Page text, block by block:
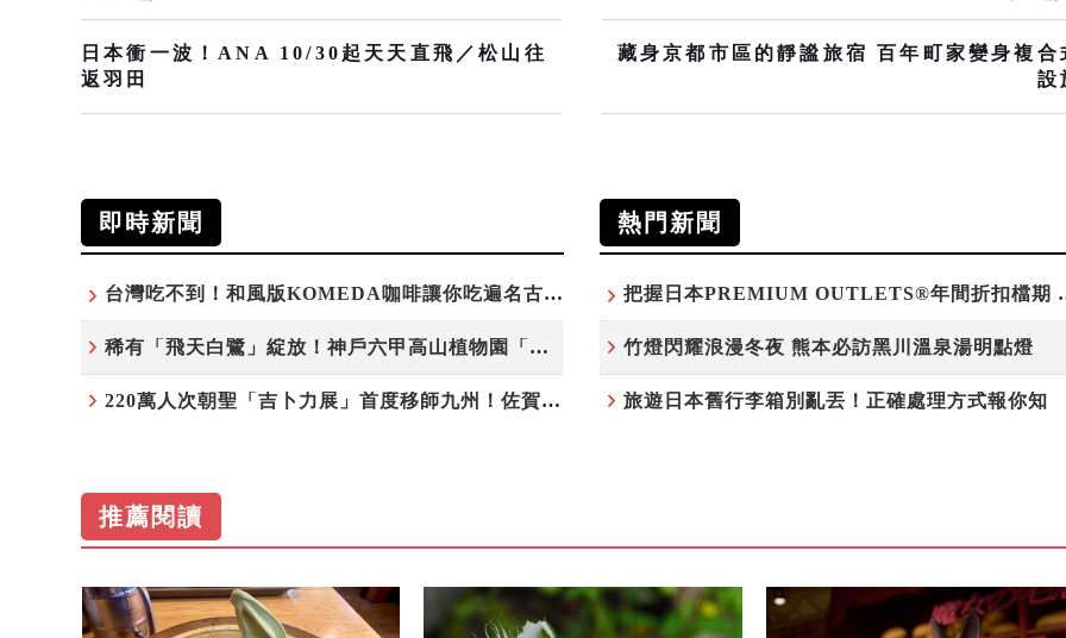
日本衝一波！ANA 10/30起天天直飛／松山往
返羽田
藏身京都市區的靜謐旅宿 百年町家變身複合
設
即時新聞
台灣吃不到！和風版KOMEDA咖啡讓你吃遍名古屋在地美食
稀有「飛天白鷺」綻放！神戶六甲高山植物園「鷺草」珍貴現身
220萬人次朝聖「吉卜力展」首度移師九州！佐賀站早鳥平日套票8/10搶先開賣
熱門新聞
把握日本
竹燈閃耀浪漫冬夜 熊本必訪黑川溫泉湯明點燈
旅遊日本舊行李箱別亂丟！正確處理方式報你知
推薦閱讀